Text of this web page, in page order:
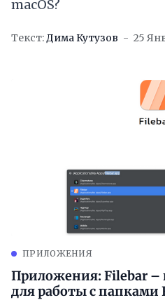
macOS?
Текст:Дима Кутузов 25
ПРИЛОЖЕНИЯ
Приложения: Filebar
для работы с папками